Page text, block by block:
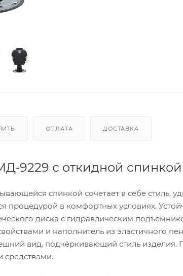
ОПЛАТА ДОСТАВКА
9229 с откидной спинкой
спинкой сочетает в себе стиль,
процедурой в комфортных условиях.
диска с гидравлическим
и наполнитель из эластичного
вид, подчёркивающий стиль изделия.